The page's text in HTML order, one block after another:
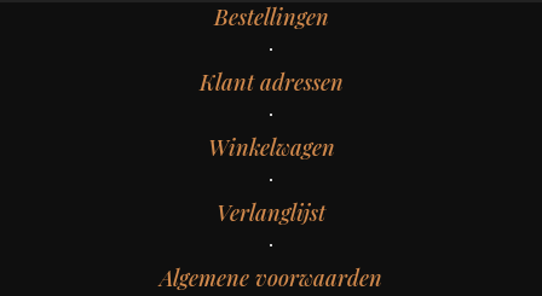
Bestellingen
Klant adressen
Winkelwagen
Verlanglijst
Algemene voorwaarden